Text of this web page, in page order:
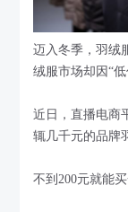
迈入冬季，羽绒
绒服市场却因“低
近日，直播电商
辄几千元的品牌
不到200元就能